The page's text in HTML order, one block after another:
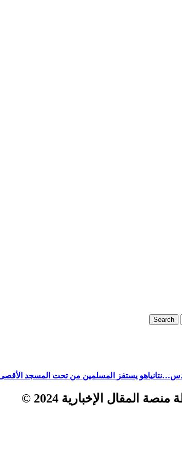
Search
المقال الإخبارية 2024 ©